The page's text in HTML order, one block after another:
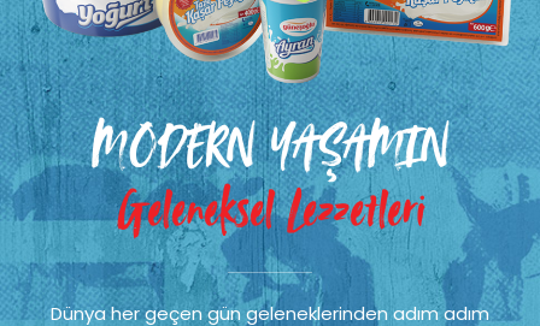
MODERN YAŞAMIN
Geleneksel Lezzetleri
Dünya her geçen gün geleneklerinden adım adım